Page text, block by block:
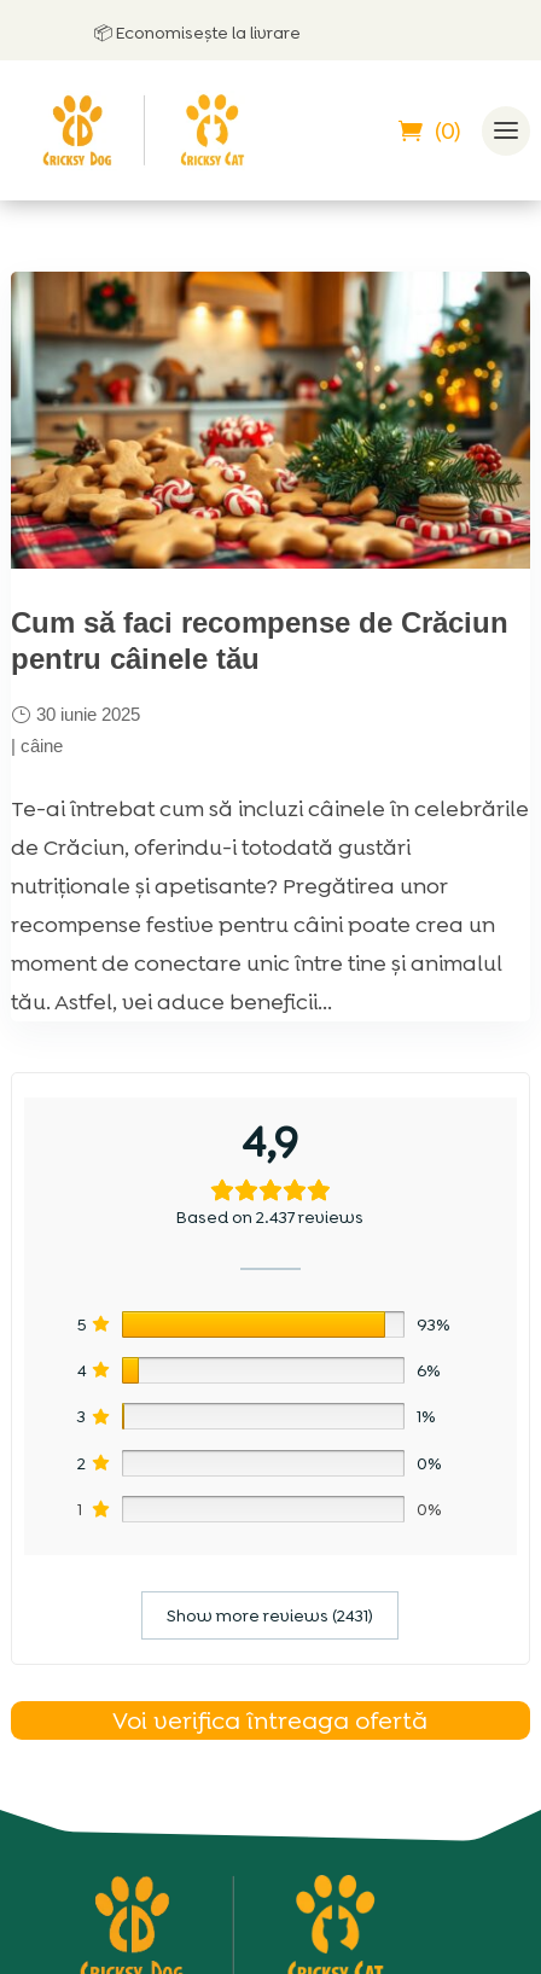
📦 Economisește la livrare
(0)
Cum să faci recompense de Crăciun
pentru câinele tău
30 iunie 2025
| câine
Te-ai întrebat cum să incluzi câinele în celebrările
de Crăciun, oferindu-i totodată gustări
nutriționale și apetisante? Pregătirea unor
recompense festive pentru câini poate crea un
moment de conectare unic între tine și animalul
tău. Astfel, vei aduce beneficii...
4,9
Based on 2.437 reviews
5 93%
4 6%
3 1%
2 0%
1 0%
Show more reviews (2431)
Voi verifica întreaga ofertă